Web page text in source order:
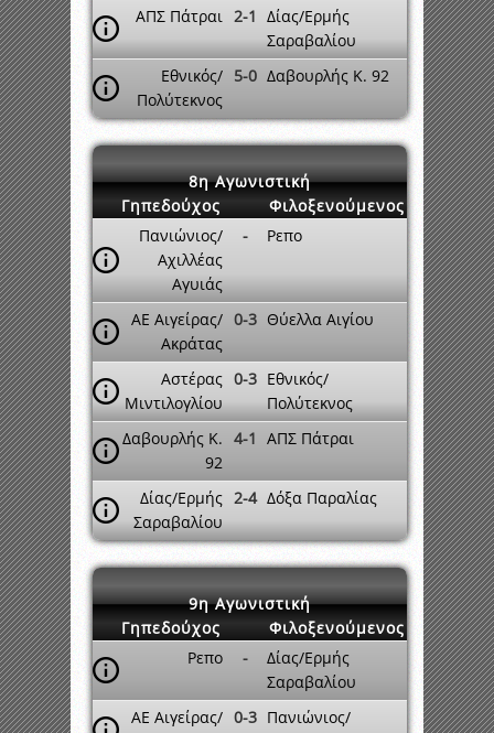
ΑΠΣ Πάτραι 2-1 Δίας/Ερμής
Σαραβαλίου
Εθνικός/
Πολύτεκνος
5-0 Δαβουρλής Κ. 92
8η Αγωνιστική
Γηπεδούχος
Φιλοξενούμενος
Πανιώνιος/
Αχιλλέας
Αγυιάς
- Ρεπο
ΑΕ Αιγείρας/
Ακράτας
0-3 Θύελλα Αιγίου
Αστέρας
Μιντιλογλίου
0-3 Εθνικός/
Πολύτεκνος
Δαβουρλής Κ.
92
4-1 ΑΠΣ Πάτραι
Δίας/Ερμής
Σαραβαλίου
2-4 Δόξα Παραλίας
9η Αγωνιστική
Γηπεδούχος
Φιλοξενούμενος
Ρεπο
-
Δίας/Ερμής
Σαραβαλίου
ΑΕ Αιγείρας/ 0-3 Πανιώνιος/